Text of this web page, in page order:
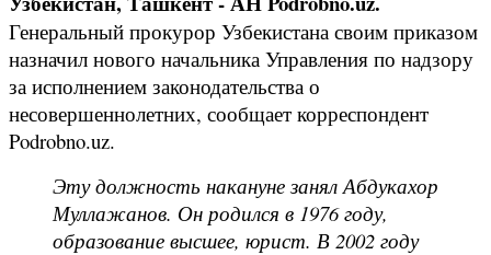
Генеральный прокурор Узбекистана своим приказом
назначил нового начальника Управления по надзору
за исполнением законодательства о
несовершеннолетних, сообщает корреспондент
Podrobno.uz.
Эту должность накануне занял Абдукахор
Муллажанов. Он родился в 1976 году,
образование высшее, юрист. В 2002 году